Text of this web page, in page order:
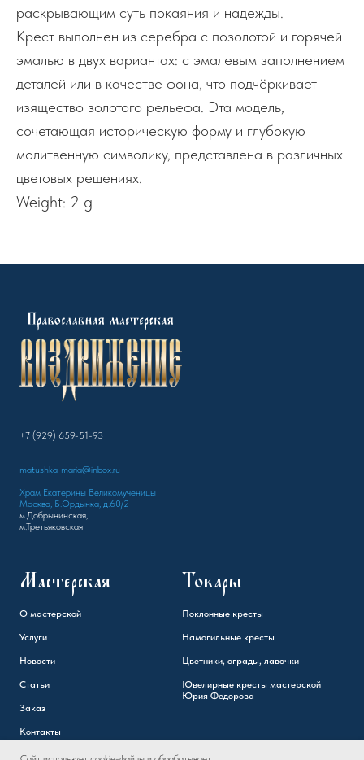
раскрывающим суть покаяния и надежды.
Крест выполнен из серебра с позолотой и горячей
эмалью в двух вариантах: с эмалевым заполнением
деталей или в качестве фона, что подчёркивает
изящество золотого рельефа. Эта модель,
сочетающая историческую форму и глубокую
молитвенную символику, представлена в различных
цветовых решениях.
Weight: 2 g
+7 (929) 659-51-93
matushka_maria@inbox.ru
Храм Екатерины Великомученицы
Москва, Б.Ордынка, д.60/2
м.Добрынинская,
м.Третьяковская
Мастерская
О мастерской
Услуги
Новости
Статьи
Заказ
Контакты
Товары
Поклонные кресты
Намогильные кресты
Цветники, ограды, лавочки
Ювелирные кресты мастерской
Юрия Федорова